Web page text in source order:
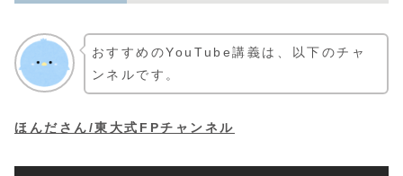
おすすめのYouTube講義は、以下のチャ
ンネルです。
ほんださん/東大式FPチャンネル